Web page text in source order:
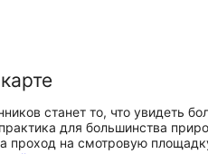
станет то, что увидеть
для большинства
проход на смотровую